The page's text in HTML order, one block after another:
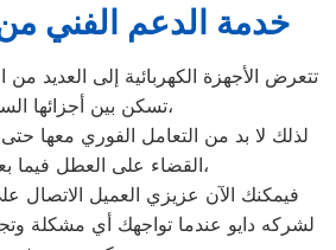
خدمة الدعم الفني من
تتعرض الأجهزة الكهربائية إلى العديد
تسكن بين أجزائها السليمة،
لذلك لا بد من التعامل الفوري معها حتى
القضاء على العطل فيما بعد أصعب،
فيمكنك الآن عزيزي العميل الاتصال
لشركه دايو عندما تواجهك أي مشكلة